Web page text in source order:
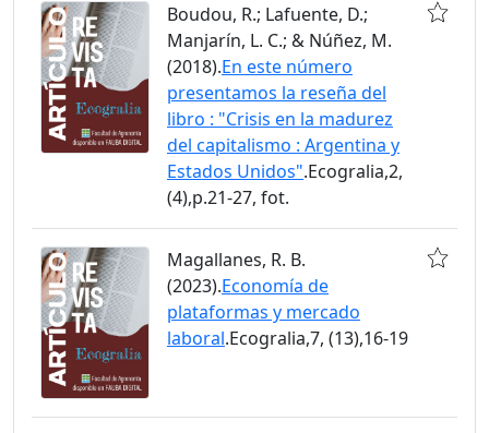
Boudou, R.; Lafuente, D.;
Manjarín, L. C.; & Núñez, M.
(2018).En este número
presentamos la reseña del
libro : "Crisis en la madurez
del capitalismo : Argentina y
Estados Unidos".Ecogralia,2,
(4),p.21-27, fot.
Magallanes, R. B.
(2023).Economía de
plataformas y mercado
laboral.Ecogralia,7, (13),16-19